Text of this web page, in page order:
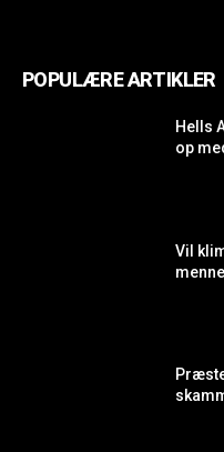
POPULÆRE ARTIKLER
Hells
op
Vil